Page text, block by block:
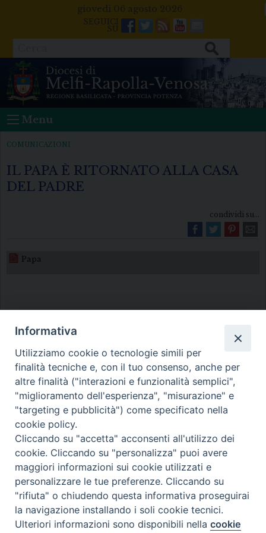
giovedì 06 agosto 2026
Facebook
Twitter
FeedsYoutube
Mail
Menu
COMUNICAZIONI
IL PAPA È RITORNATO ALLA CASA
DEL PADRE
condividi su...
Papa
Diocesi di Melfi Rapolla Venosa
• Largo Duomo, 12 - 85025 MELFI (PZ) •
Tel. 0972238604
diocesi.melfi_rapolla_venosa@legalmail.it
Preferenze Cookie
Informativa
Utilizziamo cookie o tecnologie simili per
finalità tecniche e, con il tuo consenso, anche per
altre finalità ("interazioni e funzionalità semplici",
"miglioramento dell'esperienza", "misurazione" e
"targeting e pubblicità") come specificato nella
cookie policy.
Cliccando su "accetta" acconsenti all'utilizzo dei
cookie. Cliccando su "personalizza" puoi avere
maggiori informazioni sui cookie utilizzati e
personalizzare le tue preferenze. Cliccando su
"rifiuta" o chiudendo questa informativa proseguirai
la navigazione installando i soli cookie tecnici.
Ulteriori informazioni sono disponibili nellacookie